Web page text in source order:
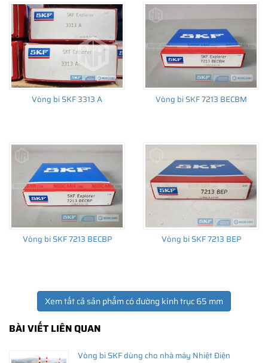
Vòng bi SKF 3313 A Vòng bi SKF 7213 BECBM
Vòng bi SKF 7213 BECBP Vòng bi SKF 7213 BEP
Xem tất cả sản phẩm có đường kính trục 65 mm
BÀI VIẾT LIÊN QUAN
Vòng bi SKF dùng cho nhà máy Nhiệt Điện